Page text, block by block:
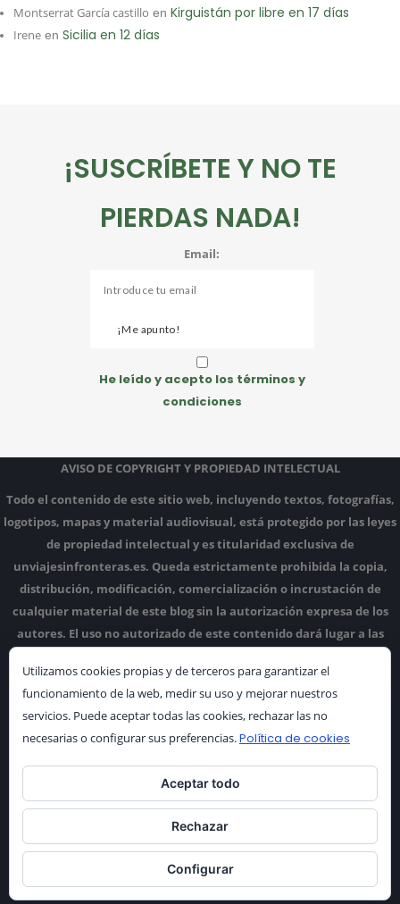
Montserrat García castillo en Kirguistán por libre en 17 días
Irene en Sicilia en 12 días
¡SUSCRÍBETE Y NO TE
PIERDAS NADA!
Email:
He leído y acepto los términos y
condiciones
AVISO DE COPYRIGHT Y PROPIEDAD INTELECTUAL
Todo el contenido de este sitio web, incluyendo textos, fotografías,
logotipos, mapas y material audiovisual, está protegido por las leyes
de propiedad intelectual y es titularidad exclusiva de
unviajesinfronteras.es. Queda estrictamente prohibida la copia,
distribución, modificación, comercialización o incrustación de
cualquier material de este blog sin la autorización expresa de los
autores. El uso no autorizado de este contenido dará lugar a las
Gracias por tu visita |code pagesWordPress Theme © 2017
Utilizamos cookies propias y de terceros para garantizar el
funcionamiento de la web, medir su uso y mejorar nuestros
servicios. Puede aceptar todas las cookies, rechazar las no
necesarias o configurar sus preferencias.Política de cookies
Aceptar todo
Rechazar
Configurar